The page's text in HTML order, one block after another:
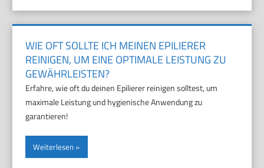
WIE OFT SOLLTE ICH MEINEN EPILIERER
REINIGEN, UM EINE OPTIMALE LEISTUNG ZU
GEWÄHRLEISTEN?
Erfahre, wie oft du deinen Epilierer reinigen solltest, um
maximale Leistung und hygienische Anwendung zu
garantieren!
Weiterlesen